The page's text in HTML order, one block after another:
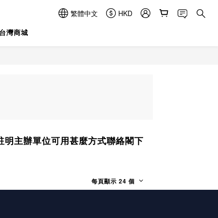
繁體中文
HKD
灣商城
主辦單位可用甚麼方式聯絡閣下
每頁顯示 24 個